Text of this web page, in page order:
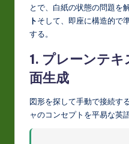
とで、白紙の状態の問題を
トそして、即座に構造的で
する。
1. プレーンテ
面生成
図形を探して手動で接続す
ャのコンセプトを平易な英